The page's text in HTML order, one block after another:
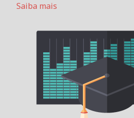
Saiba mais